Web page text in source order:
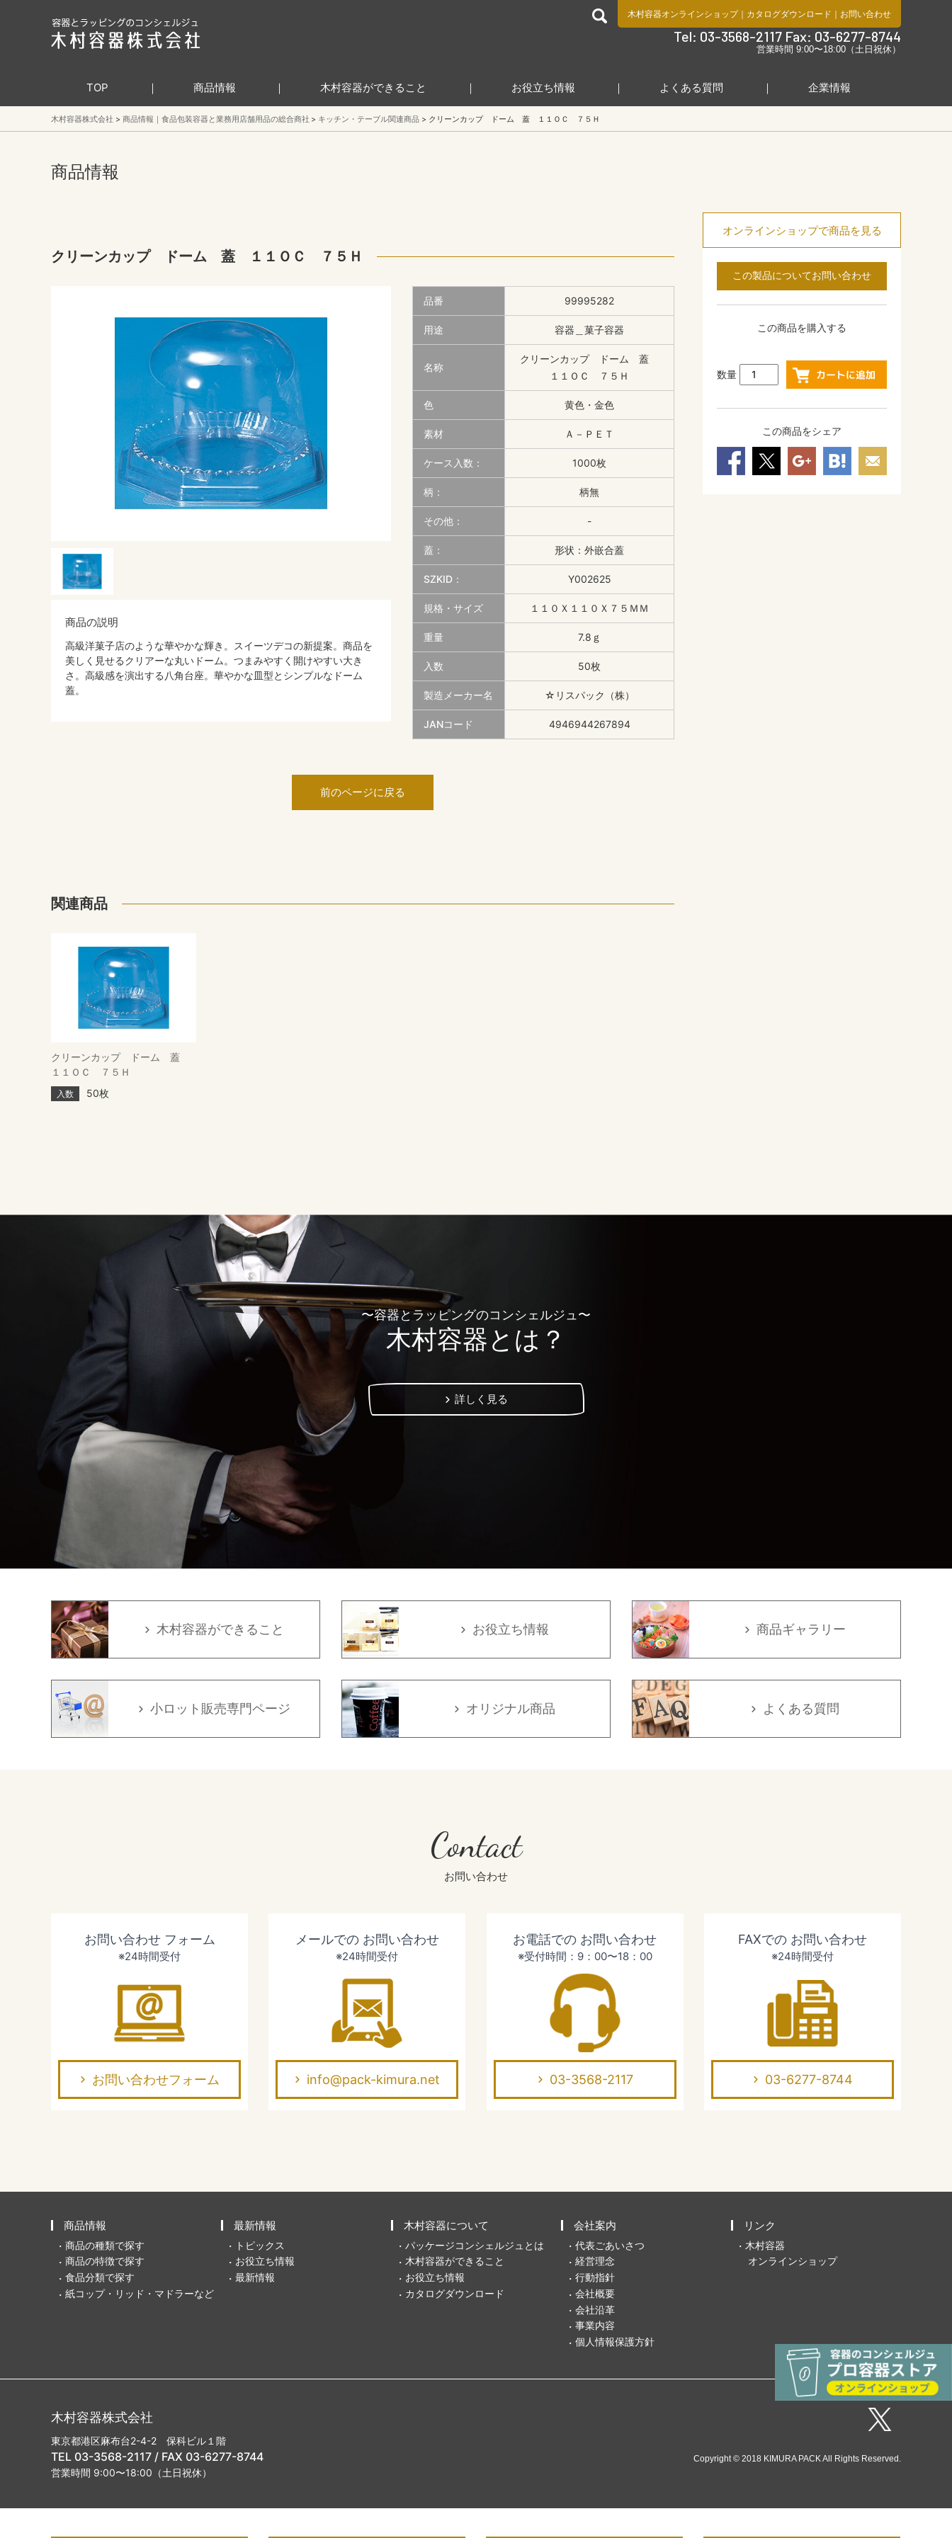
食品包装容器と業務用店舗用品の総合商社 木村容器株式会社
木村容器オンラインショップ｜ カタログダウンロード ｜ お問い合わせ
Tel: 03-3568-2117 Fax: 03-6277-8744
営業時間 9:00〜18:00（土日祝休）
TOP 商品情報 木村容器ができること お役立ち情報 よくある質問 企業情報
木村容器株式会社 商品情報｜食品包装容器と業務用店舗用品の総合商社 キッチン・テーブル関連商品 クリーンカップ ドーム 蓋 １１ＯＣ ７５Ｈ
商品情報
クリーンカップ ドーム 蓋 １１ＯＣ ７５Ｈ
商品の説明
高級洋菓子店のような華やかな輝き。スイーツデコの新提案。商品を
美しく見せるクリアーな丸いドーム。つまみやすく開けやすい大き
さ。高級感を演出する八角台座。華やかな皿型とシンプルなドーム
蓋。
品番 99995282
用途 容器＿菓子容器
名称
クリーンカップ ドーム 蓋
１１ＯＣ ７５Ｈ
色 黄色・金色
素材 Ａ－ＰＥＴ
ケース入数： 1000枚
柄： 柄無
その他： -
蓋： 形状：外嵌合蓋
SZKID： Y002625
規格・サイズ １１０Ｘ１１０Ｘ７５ＭＭ
重量 7.8ｇ
入数 50枚
製造メーカー名 ☆リスパック（株）
JANコード 4946944267894
前のページに戻る
関連商品
クリーンカップ ドーム 蓋
１１ＯＣ ７５Ｈ
入数 50枚
オンラインショップで商品を見る
この製品についてお問い合わせ
この商品を購入する
数量
この商品をシェア
〜容器とラッピングのコンシェルジュ〜
木村容器とは？
詳しく見る
木村容器ができること お役立ち情報 商品ギャラリー
小ロット販売専門ページ オリジナル商品 よくある質問
Contact
お問い合わせ
お問い合わせ フォーム
※24時間受付
お問い合わせフォーム
メールでの お問い合わせ
※24時間受付
info@pack-kimura.net
お電話での お問い合わせ
※受付時間：9：00〜18：00
03-3568-2117
FAXでの お問い合わせ
※24時間受付
03-6277-8744
商品情報
商品の種類で探す
商品の特徴で探す
食品分類で探す
紙コップ・リッド・マドラーなど
最新情報
トピックス
お役立ち情報
最新情報
木村容器について
パッケージコンシェルジュとは
木村容器ができること
お役立ち情報
カタログダウンロード
会社案内
代表ごあいさつ
経営理念
行動指針
会社概要
会社沿革
事業内容
個人情報保護方針
リンク
木村容器
オンラインショップ
木村容器株式会社
東京都港区麻布台2-4-2 保科ビル１階
TEL 03-3568-2117 / FAX 03-6277-8744
営業時間 9:00〜18:00（土日祝休）
Copyright © 2018 KIMURA PACK All Rights Reserved.